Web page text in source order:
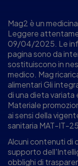
Mag2 è un
Leggere
09/04/2025. Le
pagina sono da
sostituiscono in
medico. Mag
alimentari Gli
di una dieta variata
Materiale
ai sensi della
sanitaria MAT-IT-
Alcuni contenuti di
supporto
obblighi di